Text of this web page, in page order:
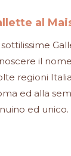
al
sottilissime
il
regioni
ed alla
ed unico.